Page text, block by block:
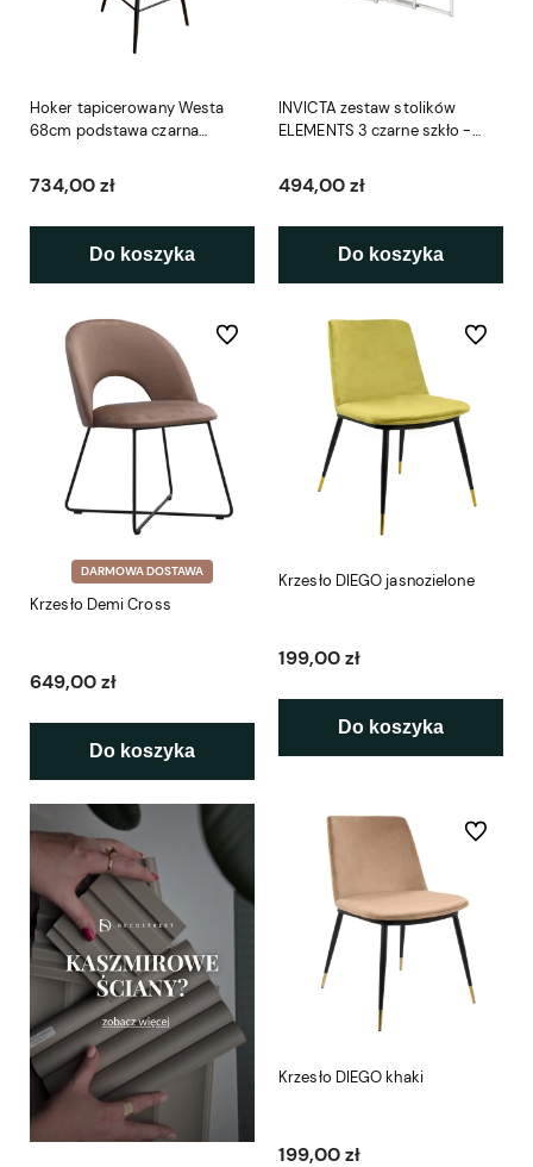
Hoker tapicerowany Westa
68cm podstawa czarna
734,00 zł
Do koszyka
INVICTA zestaw stolików
ELEMENTS 3 czarne szkło -
494,00 zł
Do koszyka
DARMOWA DOSTAWA
Krzesło Demi Cross
649,00 zł
Do koszyka
Do ulubionych
Krzesło DIEGO jasnozielone
199,00 zł
Do koszyka
Do
Krzesło DIEGO khaki
199,00 zł
Do